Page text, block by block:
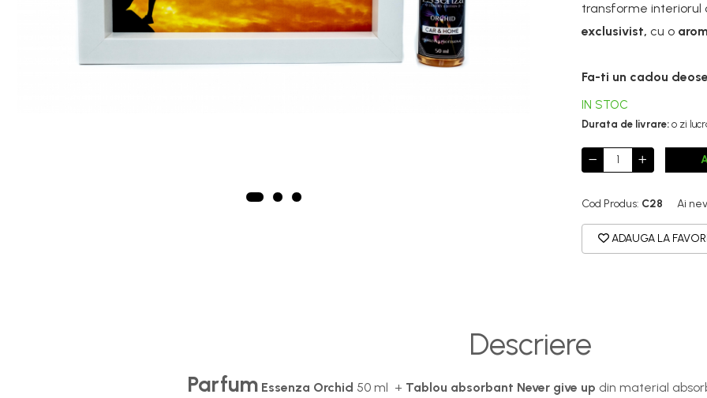
transforme interiorul
exclusivist, cu o
Fa-ti un cadou
IN STOC
Durata de livrare: o zi
Cod Produs: C28 Ai
ADAUGA LA
Descriere
Parfum Essenza Orchid 50 ml + Tablou absorbant Never give up din material